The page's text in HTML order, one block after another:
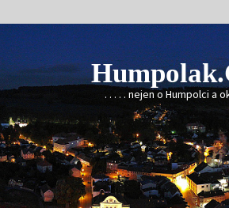
. . . . . nejen o Humpolci a